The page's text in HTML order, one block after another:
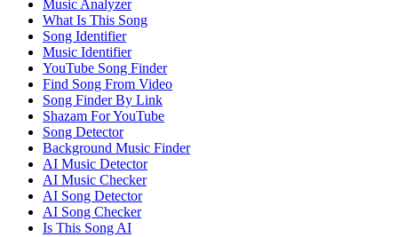
Music Analyzer
What Is This Song
Song Identifier
Music Identifier
YouTube Song Finder
Find Song From Video
Song Finder By Link
Shazam For YouTube
Song Detector
Background Music Finder
AI Music Detector
AI Music Checker
AI Song Detector
AI Song Checker
Is This Song AI